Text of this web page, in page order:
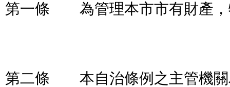
第一條 為管理本市市有財產，
第二條 本自治條例之主管機關